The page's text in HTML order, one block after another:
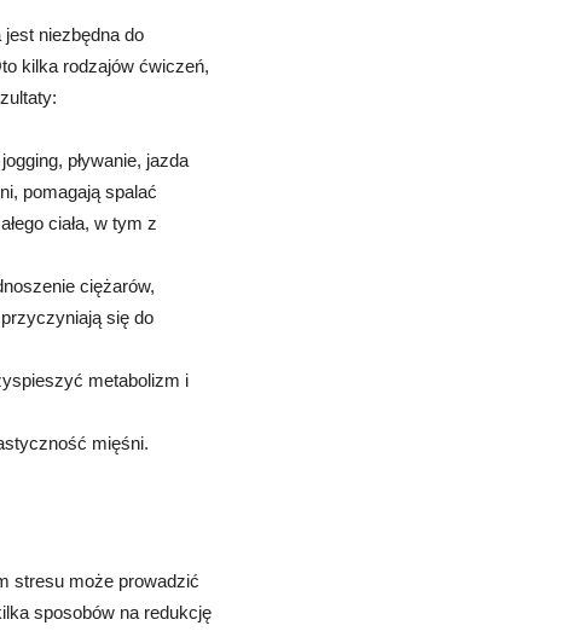
niezbędna do
kilka rodzajów ćwiczeń,
pływanie, jazda
pomagają spalać
ciała, w tym z
ciężarów,
się do
metabolizm i
mięśni.
stresu może prowadzić
sposobów na redukcję